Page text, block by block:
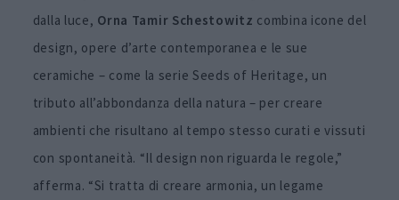
dalla luce, Orna Tamir Schestowitz combina icone del
design, opere d’arte contemporanea e le sue
ceramiche – come la serie Seeds of Heritage, un
tributo all’abbondanza della natura – per creare
ambienti che risultano al tempo stesso curati e vissuti
con spontaneità. “Il design non riguarda le regole,”
afferma. “Si tratta di creare armonia, un legame